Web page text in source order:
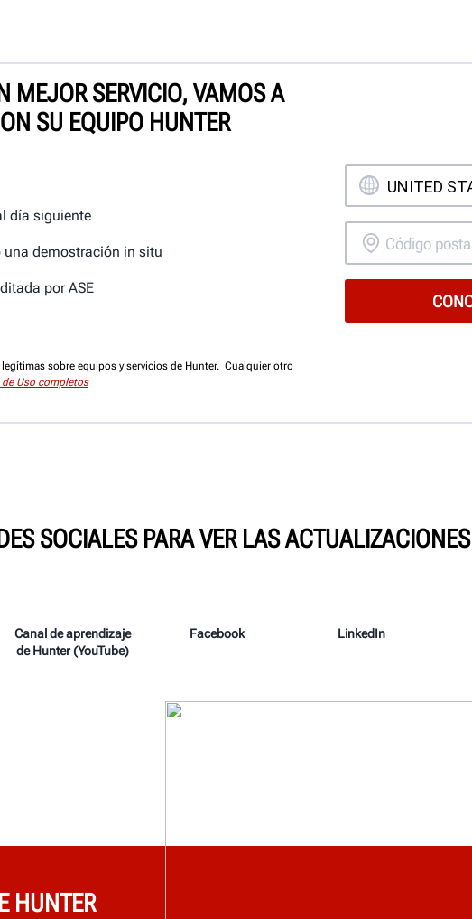
MEJOR SERVICIO, VAMOS A
SU EQUIPO HUNTER
día siguiente
demostración in situ
por ASE
sobre equipos y servicios de Hunter. Cualquier otro
de Uso completos
SOCIALES PARA VER LAS
Canal de aprendizaje
de Hunter (YouTube)
Facebook LinkedIn
HUNTER